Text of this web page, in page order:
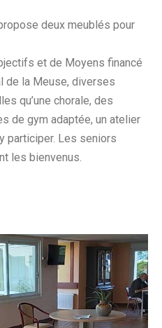
deux meublés pour
et de Moyens financé
de la Meuse, diverses
qu’une chorale, des
de gym adaptée, un atelier
participer. Les seniors
les bienvenus.